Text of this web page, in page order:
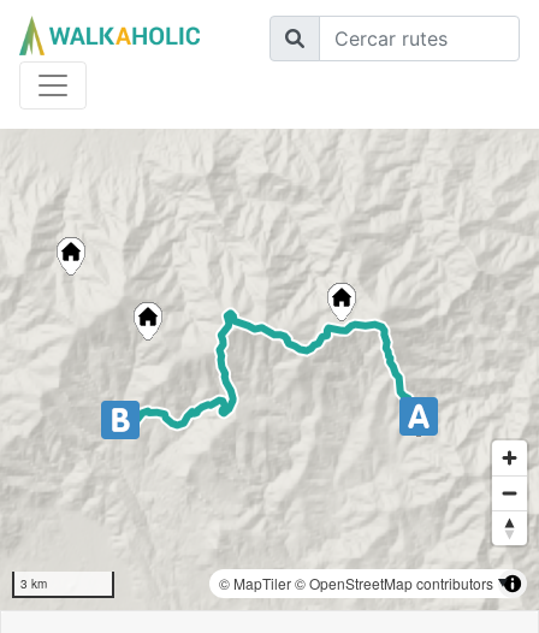
3 km © MapTiler© OpenStreetMap contributors